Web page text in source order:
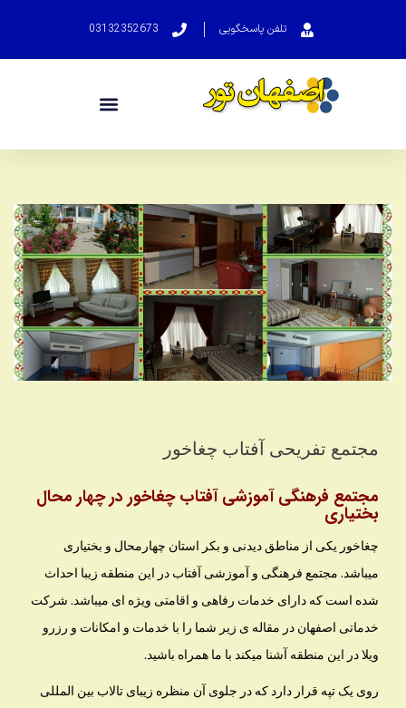
تلفن پاسخگویی 03132352673
مجتمع تفریحی آفتاب چغاخور
مجتمع فرهنگی آموزشی آفتاب چغاخور در چهار محال
بختیاری
چغاخور یکی از مناطق دیدنی و بکر استان چهارمحال و بختیاری
میباشد. مجتمع فرهنگی و آموزشی آفتاب در این منطقه زیبا احداث
شده است که دارای خدمات رفاهی و اقامتی ویژه ای میباشد. شرکت
خدماتی اصفهان در مقاله ی زیر شما را با خدمات و امکانات و رزرو
ویلا در این منطقه آشنا میکند با ما همراه باشید.
روی یک تپه قرار دارد که در جلوی آن منظره زیبای تالاب بین المللی